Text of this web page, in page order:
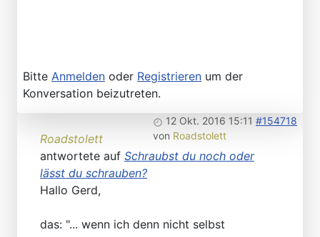
Bitte Anmelden oder Registrieren um der
Konversation beizutreten.
12 Okt. 2016 15:11 #154718
von Roadstolett
Roadstolett
antwortete auf Schraubst du noch oder
lässt du schrauben?
Hallo Gerd,
das: "... wenn ich denn nicht selbst